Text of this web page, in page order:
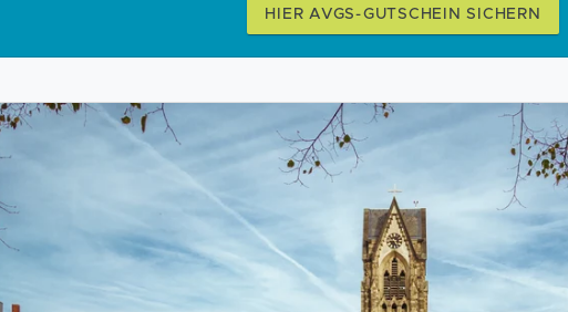
HIER AVGS-GUTSCHEIN SICHERN